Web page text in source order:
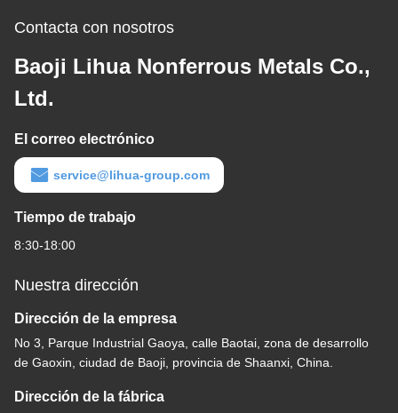
Contacta con nosotros
Baoji Lihua Nonferrous Metals Co.,
Ltd.
El correo electrónico
service@lihua-group.com
Tiempo de trabajo
8:30-18:00
Nuestra dirección
Dirección de la empresa
No 3, Parque Industrial Gaoya, calle Baotai, zona de desarrollo
de Gaoxin, ciudad de Baoji, provincia de Shaanxi, China.
Dirección de la fábrica